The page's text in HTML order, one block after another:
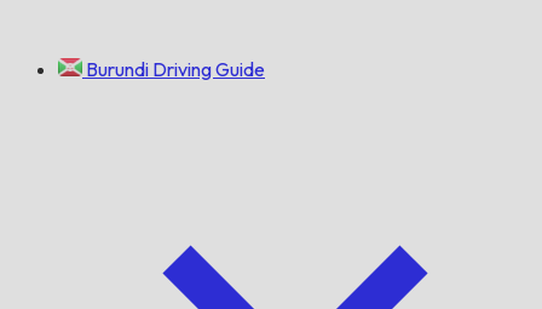
Burundi Driving Guide